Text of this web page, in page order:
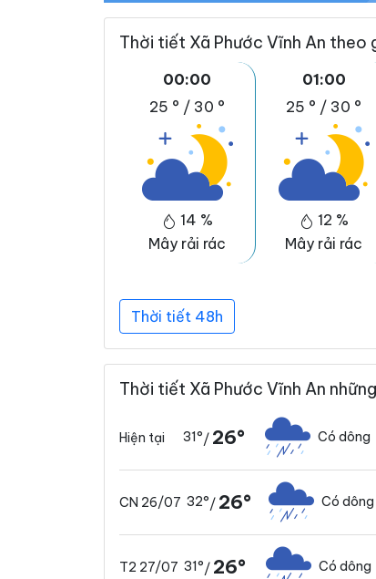
Thời tiết Xã Phước Vĩnh An theo
00:00
25 ° / 30 °
14 %
Mây rải rác
01:00
25 ° / 30 °
12 %
Mây rải rác
Thời tiết 48h
Thời tiết Xã Phước Vĩnh An
Hiện tại 31°/ 26° Có dông
CN 26/07 32°/ 26° Có dông
T2 27/07 31°/ 26° Có dông